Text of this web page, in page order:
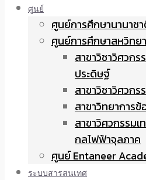
ศูนย์
ศูนย์การศึกษานานาช
ศูนย์การศึกษาสหวิทย
สาขาวิชาวิศวก
ประดิษฐ์
สาขาวิชาวิศวก
สาขาวิทยาการ
สาขาวิศวกรรม
กลไฟฟ้าจุลภาค
ศูนย์ Entaneer
ระบบสารสนเทศ